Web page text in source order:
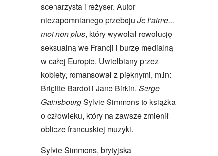
scenarzysta i reżyser. Autor
niezapomnianego przeboju Je t’aime...
moi non plus, który wywołał rewolucję
seksualną we Francji i burzę medialną
w całej Europie. Uwielbiany przez
kobiety, romansował z pięknymi, m.in:
Brigitte Bardot i Jane Birkin. Serge
GainsbourgSylvie Simmons to książka
o człowieku, który na zawsze zmienił
oblicze francuskiej muzyki.
Sylvie Simmons, brytyjska